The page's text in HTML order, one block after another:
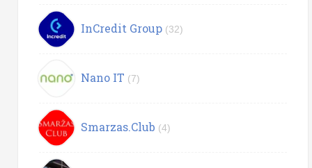
InCredit Group (32)
Nano IT (7)
Smarzas.Club (4)